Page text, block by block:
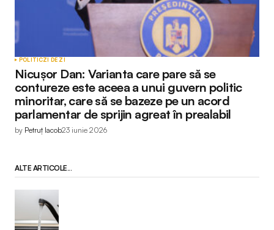
POLITICZI DE ZI
Nicușor Dan: Varianta care pare să se
contureze este aceea a unui guvern politic
minoritar, care să se bazeze pe un acord
parlamentar de sprijin agreat în prealabil
by Petruț Iacob23 iunie 2026
ALTE ARTICOLE...